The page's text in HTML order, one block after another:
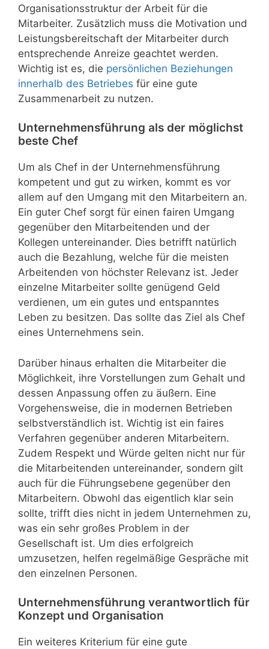
Organisationsstruktur der Arbeit für die
Mitarbeiter. Zusätzlich muss die Motivation und
Leistungsbereitschaft der Mitarbeiter durch
entsprechende Anreize geachtet werden.
Wichtig ist es, die persönlichen Beziehungen
innerhalb des Betriebes für eine gute
Zusammenarbeit zu nutzen.
Unternehmensführung als der möglichst
beste Chef
Um als Chef in der Unternehmensführung
kompetent und gut zu wirken, kommt es vor
allem auf den Umgang mit den Mitarbeitern an.
Ein guter Chef sorgt für einen fairen Umgang
gegenüber den Mitarbeitenden und der
Kollegen untereinander. Dies betrifft natürlich
auch die Bezahlung, welche für die meisten
Arbeitenden von höchster Relevanz ist. Jeder
einzelne Mitarbeiter sollte genügend Geld
verdienen, um ein gutes und entspanntes
Leben zu besitzen. Das sollte das Ziel als Chef
eines Unternehmens sein.
Darüber hinaus erhalten die Mitarbeiter die
Möglichkeit, ihre Vorstellungen zum Gehalt und
dessen Anpassung offen zu äußern. Eine
Vorgehensweise, die in modernen Betrieben
selbstverständlich ist. Wichtig ist ein faires
Verfahren gegenüber anderen Mitarbeitern.
Zudem Respekt und Würde gelten nicht nur für
die Mitarbeitenden untereinander, sondern gilt
auch für die Führungsebene gegenüber den
Mitarbeitern. Obwohl das eigentlich klar sein
sollte, trifft dies nicht in jedem Unternehmen zu,
was ein sehr großes Problem in der
Gesellschaft ist. Um dies erfolgreich
umzusetzen, helfen regelmäßige Gespräche mit
den einzelnen Personen.
Unternehmensführung verantwortlich für
Konzept und Organisation
Ein weiteres Kriterium für eine gute